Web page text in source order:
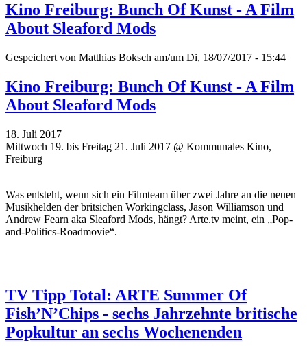
Kino Freiburg: Bunch Of Kunst - A Film
About Sleaford Mods
Gespeichert von Matthias Boksch am/um Di, 18/07/2017 - 15:44
Kino Freiburg: Bunch Of Kunst - A Film
About Sleaford Mods
18. Juli 2017
Mittwoch 19. bis Freitag 21. Juli 2017 @ Kommunales Kino,
Freiburg
Was entsteht, wenn sich ein Filmteam über zwei Jahre an die neuen
Musikhelden der britsichen Workingclass, Jason Williamson und
Andrew Fearn aka Sleaford Mods, hängt? Arte.tv meint, ein „Pop-
and-Politics-Roadmovie“.
TV Tipp Total: ARTE Summer Of
Fish’N’Chips - sechs Jahrzehnte britische
Popkultur an sechs Wochenenden